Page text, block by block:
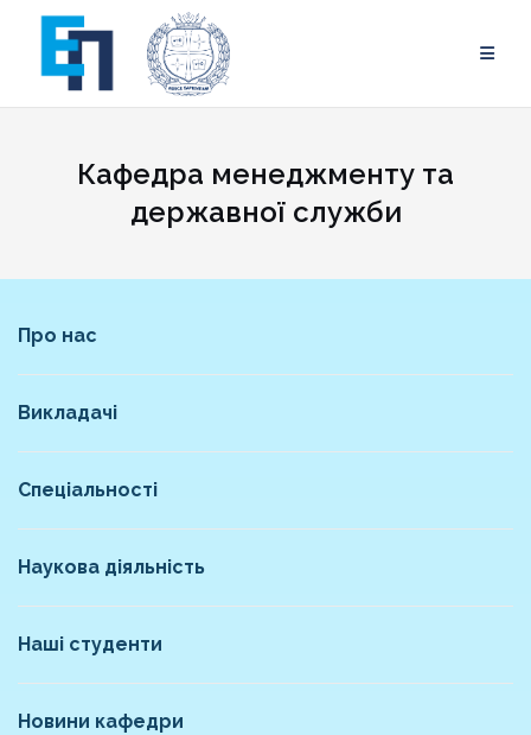
content
Кафедра менеджменту та
державної служби
Про нас
Викладачі
Спеціальності
Наукова діяльність
Наші студенти
Новини кафедри